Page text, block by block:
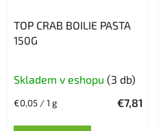
TOP CRAB BOILIE PASTA
150G
termék
értékelése
Skladem v eshopu (3 db)
€7,81
Egységár:
€0,05 / 1 g